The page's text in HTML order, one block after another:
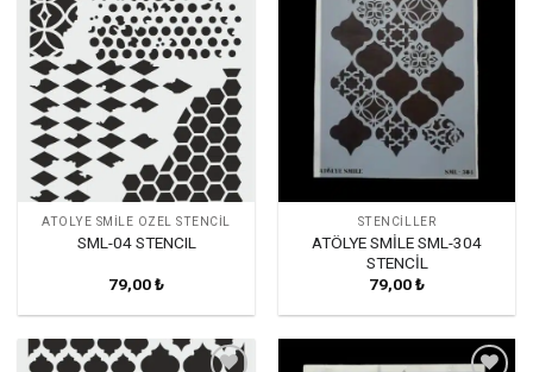
Ekle
ATÖLYE SMILE ÖZEL STENCIL
SML-04 STENCIL
79,00₺
STENCILLER
ATÖLYE SMİLE SML-304
STENCİL
79,00₺